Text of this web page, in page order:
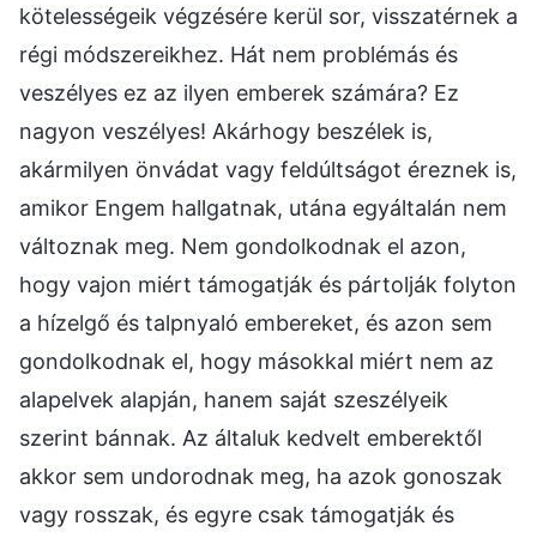
kötelességeik végzésére kerül sor, visszatérnek a
régi módszereikhez. Hát nem problémás és
veszélyes ez az ilyen emberek számára? Ez
nagyon veszélyes! Akárhogy beszélek is,
akármilyen önvádat vagy feldúltságot éreznek is,
amikor Engem hallgatnak, utána egyáltalán nem
változnak meg. Nem gondolkodnak el azon,
hogy vajon miért támogatják és pártolják folyton
a hízelgő és talpnyaló embereket, és azon sem
gondolkodnak el, hogy másokkal miért nem az
alapelvek alapján, hanem saját szeszélyeik
szerint bánnak. Az általuk kedvelt emberektől
akkor sem undorodnak meg, ha azok gonoszak
vagy rosszak, és egyre csak támogatják és